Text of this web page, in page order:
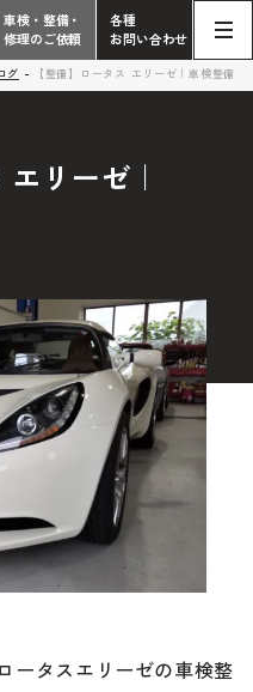
（月曜定休）
かかります
総合
8001
かります
車検・整備・
修理のご依頼
各種
お問い合わせ
グ 【整備】ロータス エリーゼ｜車検整備
リーゼ｜
ータスエリーゼの車検整